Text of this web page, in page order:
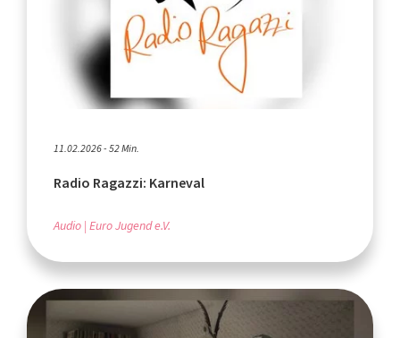
11.02.2026 - 52 Min.
Radio Ragazzi: Karneval
Audio Euro Jugend e.V.